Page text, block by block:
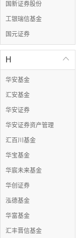
国新证券股份
工银瑞信基金
国元证券

H
华安基金
汇安基金
华安证券
华安证券资产管理
汇百川基金
华宝基金
华宸未来基金
华创证券
泓德基金
华富基金
汇丰晋信基金